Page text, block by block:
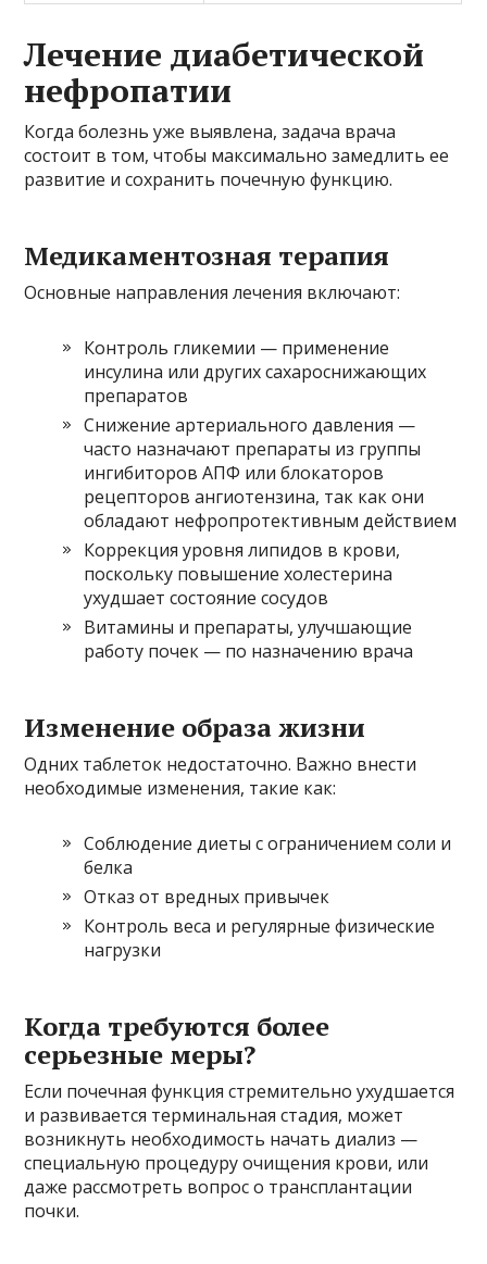
Лечение диабетической
нефропатии
Когда болезнь уже выявлена, задача врача
состоит в том, чтобы максимально замедлить ее
развитие и сохранить почечную функцию.
Медикаментозная терапия
Основные направления лечения включают:
Контроль гликемии — применение
инсулина или других сахароснижающих
препаратов
Снижение артериального давления —
часто назначают препараты из группы
ингибиторов АПФ или блокаторов
рецепторов ангиотензина, так как они
обладают нефропротективным действием
Коррекция уровня липидов в крови,
поскольку повышение холестерина
ухудшает состояние сосудов
Витамины и препараты, улучшающие
работу почек — по назначению врача
Изменение образа жизни
Одних таблеток недостаточно. Важно внести
необходимые изменения, такие как:
Соблюдение диеты с ограничением соли и
белка
Отказ от вредных привычек
Контроль веса и регулярные физические
нагрузки
Когда требуются более
серьезные меры?
Если почечная функция стремительно ухудшается
и развивается терминальная стадия, может
возникнуть необходимость начать диализ —
специальную процедуру очищения крови, или
даже рассмотреть вопрос о трансплантации
почки.